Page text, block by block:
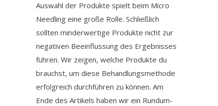
Auswahl der Produkte spielt beim Micro
Needling eine große Rolle. Schließlich
sollten minderwertige Produkte nicht zur
negativen Beeinflussung des Ergebnisses
führen. Wir zeigen, welche Produkte du
brauchst, um diese Behandlungsmethode
erfolgreich durchführen zu können. Am
Ende des Artikels haben wir ein Rundum-